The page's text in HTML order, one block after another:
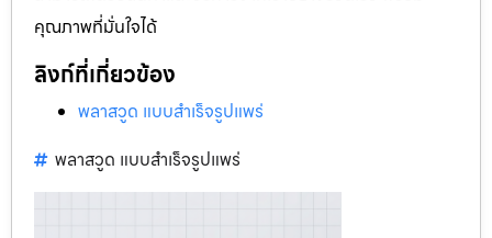
คุณภาพที่มั่นใจได้
ลิงก์ที่เกี่ยวข้อง
พลาสวูด แบบสำเร็จรูปแพร่
พลาสวูด แบบสำเร็จรูปแพร่